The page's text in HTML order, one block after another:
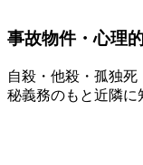
事故物件・心理
自殺・他殺・孤独
秘義務のもと近隣に